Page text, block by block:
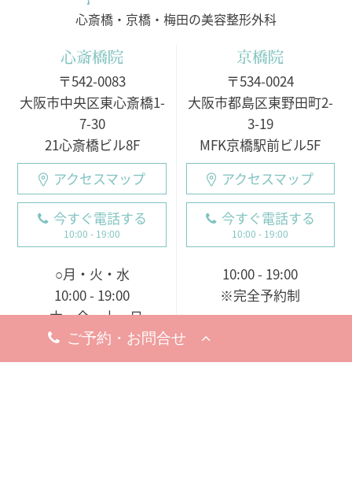
心斎橋・京橋・梅田の美容整形外科
心斎橋院
〒542-0083
大阪市中央区東心斎橋1-
7-30
21心斎橋ビル8F
アクセスマップ
今すぐ電話する
10:00 - 19:00
○月・火・水
10:00 - 19:00
○木・金・土・日
9:00 - 18:00（電話受付
9:00 - 19:00）
京橋院
〒534-0024
大阪市都島区東野田町2-
3-19
MFK京橋駅前ビル5F
アクセスマップ
今すぐ電話する
10:00 - 19:00
10:00 - 19:00
※完全予約制